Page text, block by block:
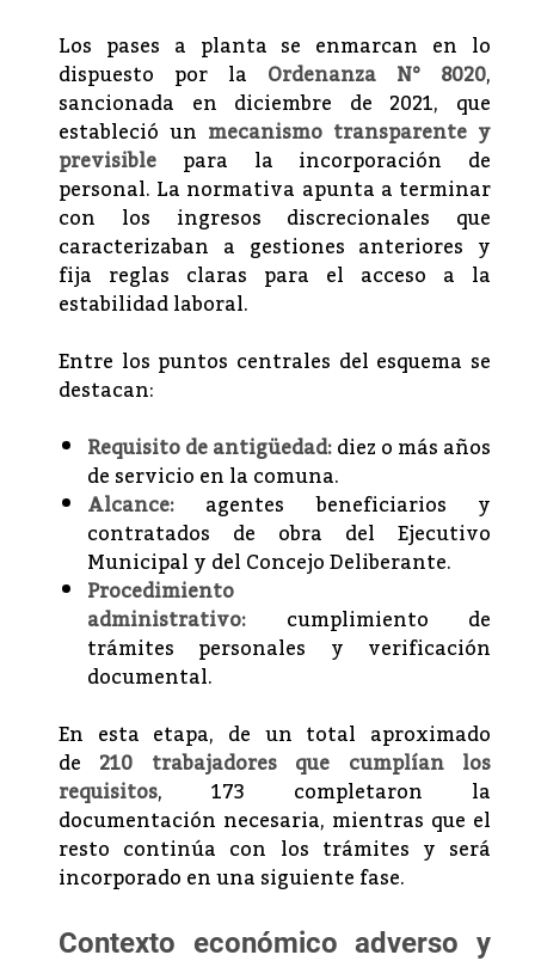
Los pases a planta se enmarcan en lo
dispuesto por la Ordenanza N° 8020,
sancionada en diciembre de 2021, que
estableció un mecanismo transparente y
previsible para la incorporación de
personal. La normativa apunta a terminar
con los ingresos discrecionales que
caracterizaban a gestiones anteriores y
fija reglas claras para el acceso a la
estabilidad laboral.
Entre los puntos centrales del esquema se
destacan:
Requisito de antigüedad:diez o más años
de servicio en la comuna.
Alcance: agentes beneficiarios y
contratados de obra del Ejecutivo
Municipal y del Concejo Deliberante.
Procedimiento
administrativo: cumplimiento de
trámites personales y verificación
documental.
En esta etapa, de un total aproximado
de 210 trabajadores que cumplían los
requisitos, 173 completaron la
documentación necesaria, mientras que el
resto continúa con los trámites y será
incorporado en una siguiente fase.
Contexto económico adverso y